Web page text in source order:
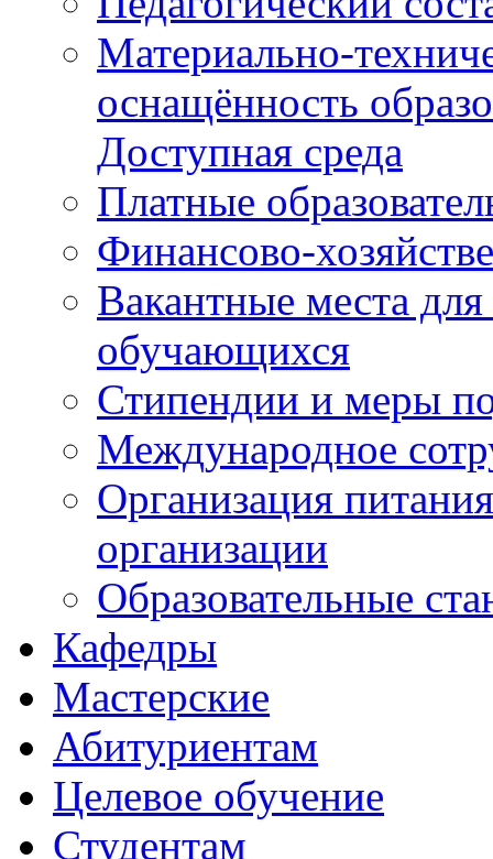
Материально-
оснащённость
Доступная среда
Платные
Финансово-
Вакантные места
обучающихся
Стипендии и меры
Международное
Организация
организации
Образовательные
Кафедры
Мастерские
Абитуриентам
Целевое обучение
Студентам